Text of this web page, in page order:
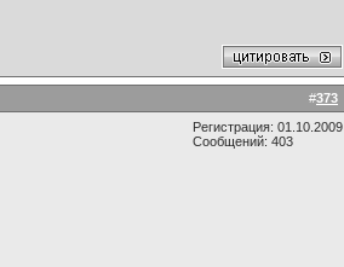
#373
Регистрация: 01.10.2009
Сообщений: 403